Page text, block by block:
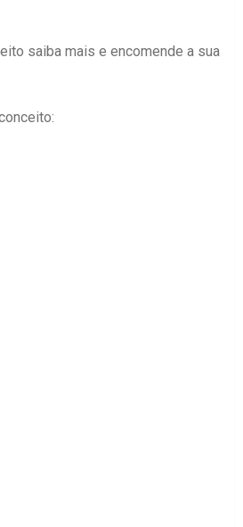
saiba mais e encomende a sua